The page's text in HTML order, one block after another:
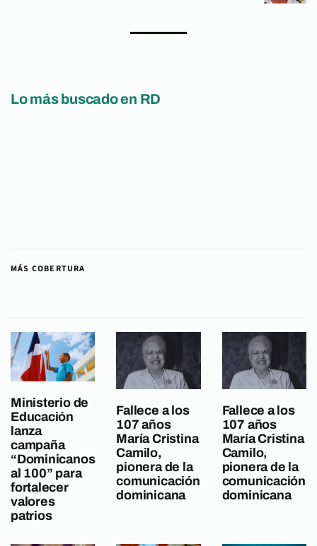
Lo más buscado en RD
MÁS COBERTURA
Ministerio de
Educación
lanza
campaña
“Dominicanos
al 100” para
fortalecer
valores
patrios
Fallece a los
107 años
María Cristina
Camilo,
pionera de la
comunicación
dominicana
Fallece a los
107 años
María Cristina
Camilo,
pionera de la
comunicación
dominicana